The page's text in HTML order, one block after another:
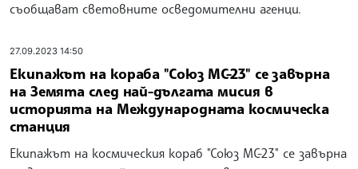
съобщават световните осведомителни агенци.
27.09.2023 14:50
Екипажът на кораба "Союз МС-23" се завърна
на Земята след най-дългата мисия в
историята на Международната космическа
станция
Екипажът на космическия кораб "Союз МС-23" се завърна